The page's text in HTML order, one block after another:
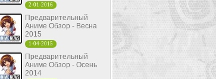
2-01-2016
Предварительный
Аниме Обзор - Весна
2015
1-04-2015
Предварительный
Аниме Обзор - Осень
2014